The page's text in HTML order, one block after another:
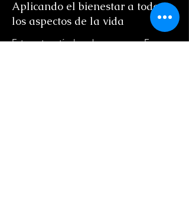
Aplicando el bienestar a todos
los aspectos de la vida
Este es tu artículo sobre recursos. Es un